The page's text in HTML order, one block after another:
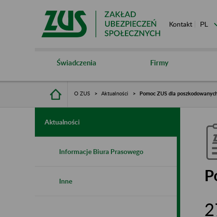
Kontakt
Świadczenia Firmy
O ZUS Aktualności Pomoc ZUS dla
Aktualności
Informacje Biura Prasowego
Inne